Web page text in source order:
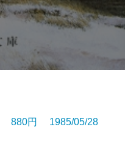
880円 1985/05/28